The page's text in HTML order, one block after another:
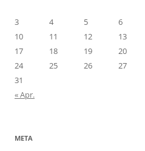
3
4 5 6
10
11 12 13
17
18 19 20
24
25 26 27
31
« Apr.
META